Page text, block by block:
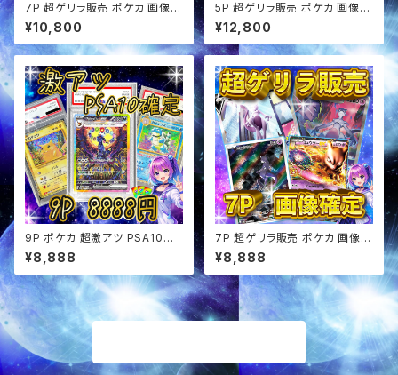
7P 超ゲリラ販売 ポケカ 画像確
定 オリパ
¥10,800
5P 超ゲリラ販売 ポケカ 画像確
定 オリパ
¥12,800
9P ポケカ 超激アツ PSA10確
定 オリパ
¥8,888
7P 超ゲリラ販売 ポケカ 画像確
定 オリパ
¥8,888